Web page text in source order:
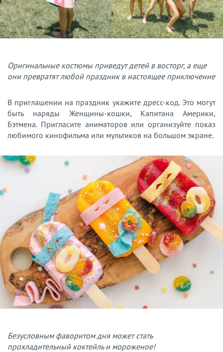
Оригинальные костюмы приведут детей в восторг, а еще
они превратят любой праздник в настоящее приключение
В приглашении на праздник укажите дресс-код. Это могут
быть наряды Женщины-кошки, Капитана Америки,
Бэтмена. Пригласите аниматоров или организуйте показ
любимого кинофильма или мультиков на большом экране.
Безусловным фаворитом дня может стать
прохладительный коктейль и мороженое!